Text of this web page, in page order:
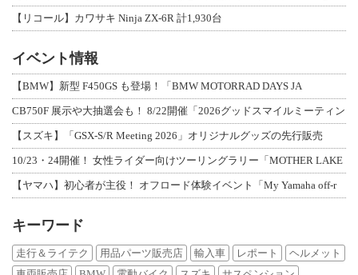
【リコール】カワサキ Ninja ZX-6R 計1,930台
イベント情報
【BMW】新型 F450GS も登場！「BMW MOTORRAD DAYS JA
CB750F 展示や大抽選会も！ 8/22開催「2026グッドスマイルミーティン
【スズキ】「GSX-S/R Meeting 2026」オリジナルグッズの先行販売
10/23・24開催！ 女性ライダー向けツーリングラリー「MOTHER LAKE
【ヤマハ】初心者が主役！ オフロード体験イベント「My Yamaha off-r
キーワード
走行＆ライテク 用品パーツ販売店 輸入車 レポート
ヘルメット